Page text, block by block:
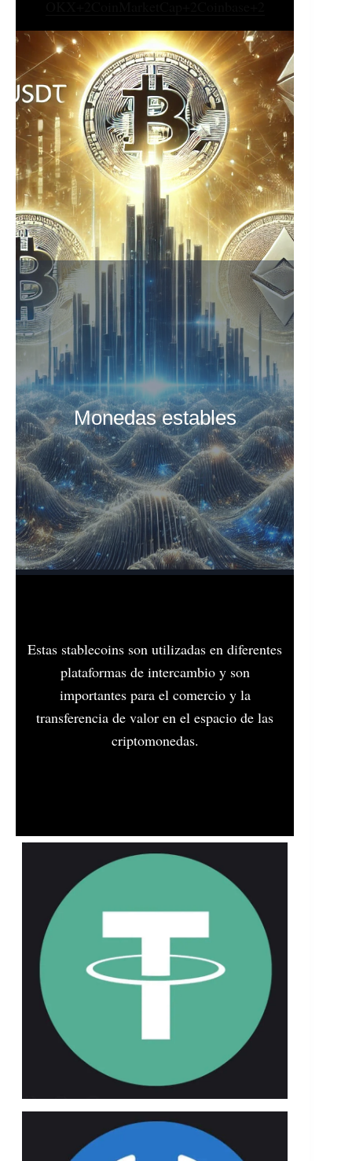
Dai ha sido fundamental en el ecosistema de
las finanzas descentralizadas (DeFi),
permitiendo a los usuarios acceder a
servicios financieros sin intermediarios
tradicionales, manteniendo la estabilidad en
un mercado conocido por su volatilidad.
Monedas estables
Estas stablecoins son utilizadas en diferentes
plataformas de intercambio y son
importantes para el comercio y la
transferencia de valor en el espacio de las
criptomonedas.